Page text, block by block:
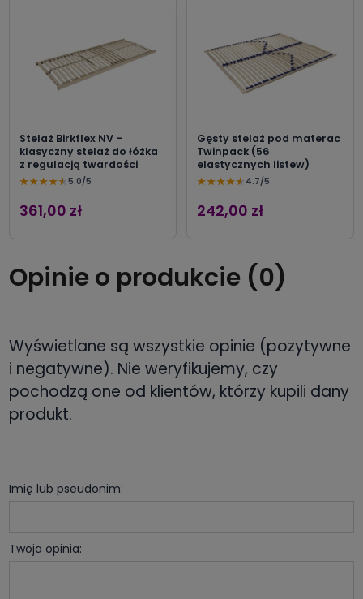
Stelaż Birkflex NV –
klasyczny stelaż do łóżka
z regulacją twardości
★★★★★ 5.0/5
361,00 zł
Gęsty stelaż pod materac
Twinpack (56
elastycznych listew)
★★★★★ 4.7/5
242,00 zł
Opinie o produkcie (0)
Wyświetlane są wszystkie opinie (pozytywne
i negatywne). Nie weryfikujemy, czy
pochodzą one od klientów, którzy kupili dany
produkt.
Imię lub pseudonim:
Twoja opinia: